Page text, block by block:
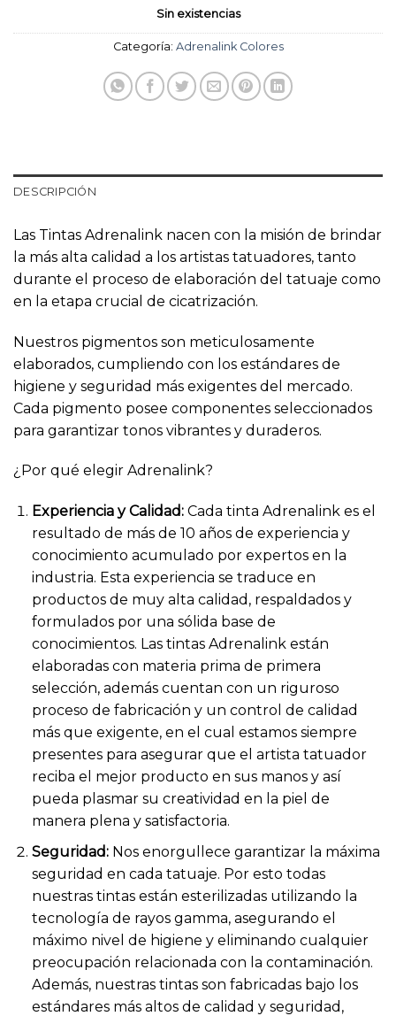
Sin existencias
Categoría: Adrenalink Colores
DESCRIPCIÓN
Las Tintas Adrenalink nacen con la misión de brindar
la más alta calidad a los artistas tatuadores, tanto
durante el proceso de elaboración del tatuaje como
en la etapa crucial de cicatrización.
Nuestros pigmentos son meticulosamente
elaborados, cumpliendo con los estándares de
higiene y seguridad más exigentes del mercado.
Cada pigmento posee componentes seleccionados
para garantizar tonos vibrantes y duraderos.
¿Por qué elegir Adrenalink?
Experiencia y Calidad:Cada tinta Adrenalink es el
resultado de más de 10 años de experiencia y
conocimiento acumulado por expertos en la
industria. Esta experiencia se traduce en
productos de muy alta calidad, respaldados y
formulados por una sólida base de
conocimientos. Las tintas Adrenalink están
elaboradas con materia prima de primera
selección, además cuentan con un riguroso
proceso de fabricación y un control de calidad
más que exigente, en el cual estamos siempre
presentes para asegurar que el artista tatuador
reciba el mejor producto en sus manos y así
pueda plasmar su creatividad en la piel de
manera plena y satisfactoria.
Seguridad:Nos enorgullece garantizar la máxima
seguridad en cada tatuaje. Por esto todas
nuestras tintas están esterilizadas utilizando la
tecnología de rayos gamma, asegurando el
máximo nivel de higiene y eliminando cualquier
preocupación relacionada con la contaminación.
Además, nuestras tintas son fabricadas bajo los
estándares más altos de calidad y seguridad,